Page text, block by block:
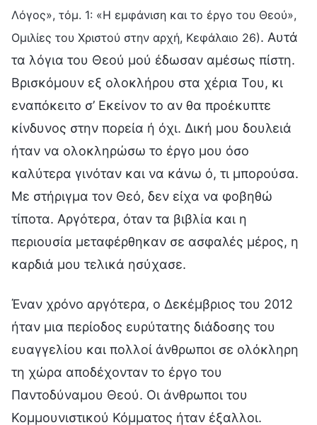
Λόγος», τόμ. 1: «Η εμφάνιση και το έργο του Θεού»,
Ομιλίες του Χριστού στην αρχή, Κεφάλαιο 26). Αυτά
τα λόγια του Θεού μού έδωσαν αμέσως πίστη.
Βρισκόμουν εξ ολοκλήρου στα χέρια Του, κι
εναπόκειτο σ’ Εκείνον το αν θα προέκυπτε
κίνδυνος στην πορεία ή όχι. Δική μου δουλειά
ήταν να ολοκληρώσω το έργο μου όσο
καλύτερα γινόταν και να κάνω ό, τι μπορούσα.
Με στήριγμα τον Θεό, δεν είχα να φοβηθώ
τίποτα. Αργότερα, όταν τα βιβλία και η
περιουσία μεταφέρθηκαν σε ασφαλές μέρος, η
καρδιά μου τελικά ησύχασε.
Έναν χρόνο αργότερα, ο Δεκέμβριος του 2012
ήταν μια περίοδος ευρύτατης διάδοσης του
ευαγγελίου και πολλοί άνθρωποι σε ολόκληρη
τη χώρα αποδέχονταν το έργο του
Παντοδύναμου Θεού. Οι άνθρωποι του
Κομμουνιστικού Κόμματος ήταν έξαλλοι.